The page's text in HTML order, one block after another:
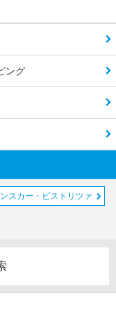
ング
スカー・ビストリツァ